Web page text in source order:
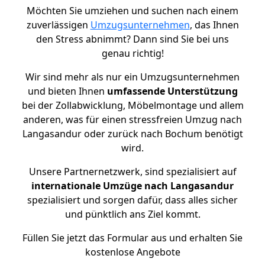
Möchten Sie umziehen und suchen nach einem
zuverlässigen Umzugsunternehmen, das Ihnen
den Stress abnimmt? Dann sind Sie bei uns
genau richtig!
Wir sind mehr als nur ein Umzugsunternehmen
und bieten Ihnen umfassende Unterstützung
bei der Zollabwicklung, Möbelmontage und allem
anderen, was für einen stressfreien Umzug nach
Langasandur oder zurück nach Bochum benötigt
wird.
Unsere Partnernetzwerk, sind spezialisiert auf
internationale Umzüge nach Langasandur
spezialisiert und sorgen dafür, dass alles sicher
und pünktlich ans Ziel kommt.
Füllen Sie jetzt das Formular aus und erhalten Sie
kostenlose Angebote